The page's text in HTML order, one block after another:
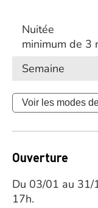
Nuitée
minimum de 3
Semaine
Voir les modes
Ouverture
Du 03/01 au
17h.